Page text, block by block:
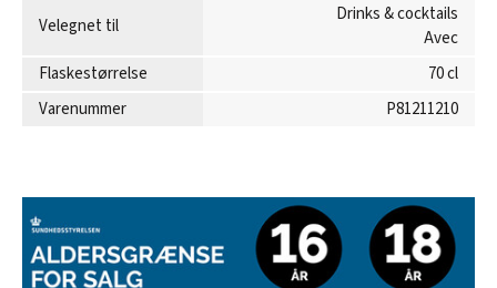
Velegnet til
Drinks & cocktails
Avec
Flaskestørrelse
70 cl
Varenummer
P81211210